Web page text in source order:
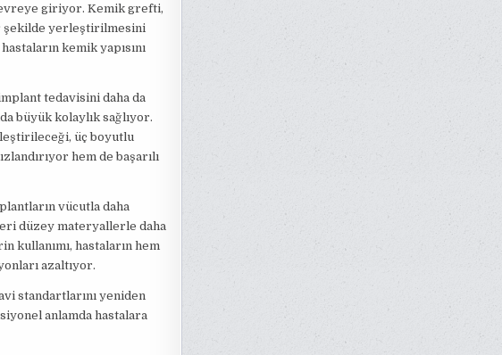
giriyor. Kemik grefti,
şekilde yerleştirilmesini
kemik yapısını
tedavisini daha da
büyük kolaylık sağlıyor.
üç boyutlu
hem de başarılı
vücutla daha
düzey materyallerle daha
hastaların hem
azaltıyor.
standartlarını yeniden
anlamda hastalara